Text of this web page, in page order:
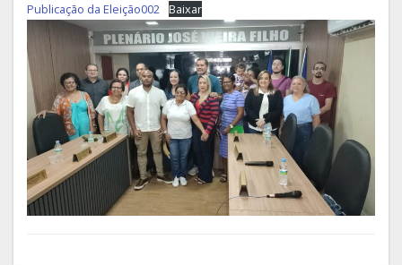
Publicação da Eleição002 Baixar